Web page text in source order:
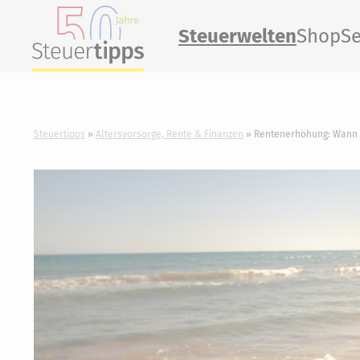
SteuerweltenShop
Steuertipps Altersvorsorge, Rente & Finanzen Rentenerhöhung: